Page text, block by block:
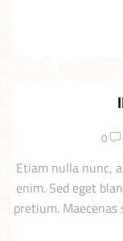
0
Etiam nulla nunc,
enim. Sed eget
pretium.